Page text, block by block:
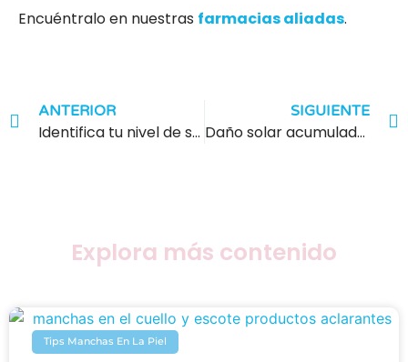
Encuéntralo en nuestras farmacias aliadas.
ANTERIOR
Identifica tu nivel de sensibilidad al sol con estos tips
SIGUIENTE
Daño solar acumulado: ¿Se pueden revertir años de exposición?
Explora más contenido
Tips Manchas En La Piel